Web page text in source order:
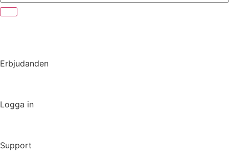
Erbjudanden
Logga in
Support